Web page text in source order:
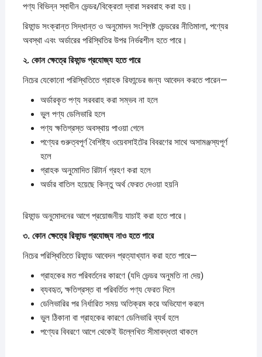
পণ্য বিভিন্ন স্বাধীন ভেন্ডর/বিক্রেতা দ্বারা সরবরাহ করা হয়।
রিফান্ড সংক্রান্ত সিদ্ধান্ত ও অনুমোদন সংশ্লিষ্ট ভেন্ডরের নীতিমালা, পণ্যের
অবস্থা এবং অর্ডারের পরিস্থিতির উপর নির্ভরশীল হতে পারে।
২. কোনক্ষেত্রেরিফান্ডপ্রযোজ্যহতেপারে
নিচের যেকোনো পরিস্থিতিতে গ্রাহক রিফান্ডের জন্য আবেদন করতে পারেন—
অর্ডারকৃত পণ্য সরবরাহ করা সম্ভব না হলে
ভুল পণ্য ডেলিভারি হলে
পণ্য ক্ষতিগ্রস্ত অবস্থায় পাওয়া গেলে
পণ্যের গুরুত্বপূর্ণ বৈশিষ্ট্য ওয়েবসাইটের বিবরণের সাথে অসামঞ্জস্যপূর্ণ
হলে
গ্রাহক অনুমোদিত রিটার্ন গ্রহণ করা হলে
অর্ডার বাতিল হয়েছে কিন্তু অর্থ ফেরত দেওয়া হয়নি
রিফান্ড অনুমোদনের আগে প্রয়োজনীয় যাচাই করা হতে পারে।
৩. কোনক্ষেত্রেরিফান্ডপ্রযোজ্যনাওহতেপারে
নিচের পরিস্থিতিতে রিফান্ড আবেদন প্রত্যাখ্যান করা হতে পারে—
গ্রাহকের মত পরিবর্তনের কারণে (যদি ভেন্ডর অনুমতি না দেয়)
ব্যবহৃত, ক্ষতিগ্রস্ত বা পরিবর্তিত পণ্য ফেরত দিলে
ডেলিভারির পর নির্ধারিত সময় অতিক্রম করে অভিযোগ করলে
ভুল ঠিকানা বা গ্রাহকের কারণে ডেলিভারি ব্যর্থ হলে
পণ্যের বিবরণে আগে থেকেই উল্লেখিত সীমাবদ্ধতা থাকলে